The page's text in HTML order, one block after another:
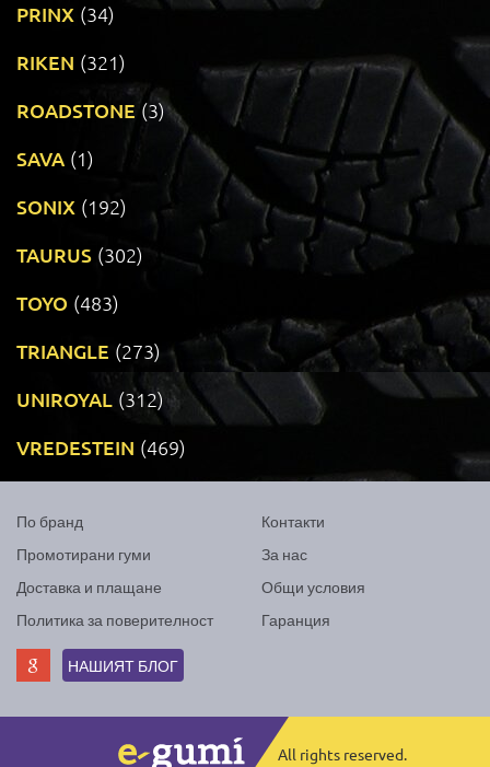
PRINX (34)
RIKEN (321)
ROADSTONE (3)
SAVA (1)
SONIX (192)
TAURUS (302)
TOYO (483)
TRIANGLE (273)
UNIROYAL (312)
VREDESTEIN (469)
По бранд
Промотирани гуми
Доставка и плащане
Политика за поверителност
Контакти
За нас
Общи условия
Гаранция
НАШИЯТ БЛОГ
All rights reserved.